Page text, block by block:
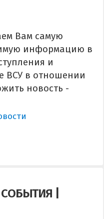
Вам самую
информацию в
и
ВСУ в отношении
новость -
|